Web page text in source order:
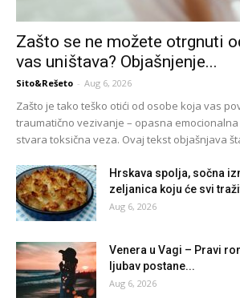
Zašto se ne možete otrgnuti
vas uništava? Objašnjenje...
Sito&Rešeto - Aug 6, 2026
Zašto je tako teško otići od osobe koja vas
traumatično vezivanje – opasna
stvara toksična veza. Ovaj tekst objašnjava
Hrskava spolja, sočna
zeljanica koju će svi
Aug 6, 2026
Venera u Vagi – Pravi
ljubav postane...
Aug 6, 2026